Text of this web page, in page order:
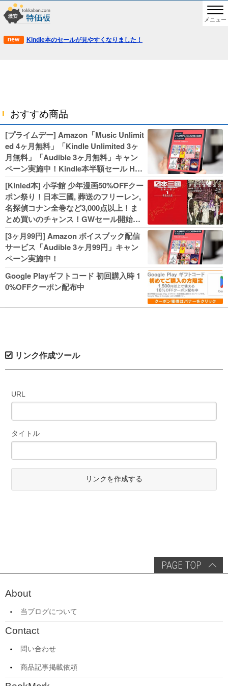
メニュー
Kindle本のセールが見やすくなりました！
おすすめ商品
[プライムデー] Amazon「Music Unlimit
ed 4ヶ月無料」「Kindle Unlimited 3ヶ
月無料」「Audible 3ヶ月無料」キャン
ペーン実施中！Kindle本半額セール HU
NTER×HUNTERなど集英社、無職転生,
幼女戦記などKADOKAWA、キャプテン
翼100円セールも！
[Kinled本] 小学館 少年漫画50%OFFクー
ポン祭り！日本三國, 葬送のフリーレン,
名探偵コナン全巻など3,000点以上！ま
とめ買いのチャンス！GWセール開始！
人気コミック多数 カドカワ祭やIT関連本
がセールに！
[3ヶ月99円] Amazon ボイスブック配信
サービス「Audible 3ヶ月99円」キャン
ペーン実施中！
Google Playギフトコード 初回購入時 1
0%OFFクーポン配布中
リンク作成ツール
URL
タイトル
リンクを作成する
About
当ブログについて
Contact
問い合わせ
商品記事掲載依頼